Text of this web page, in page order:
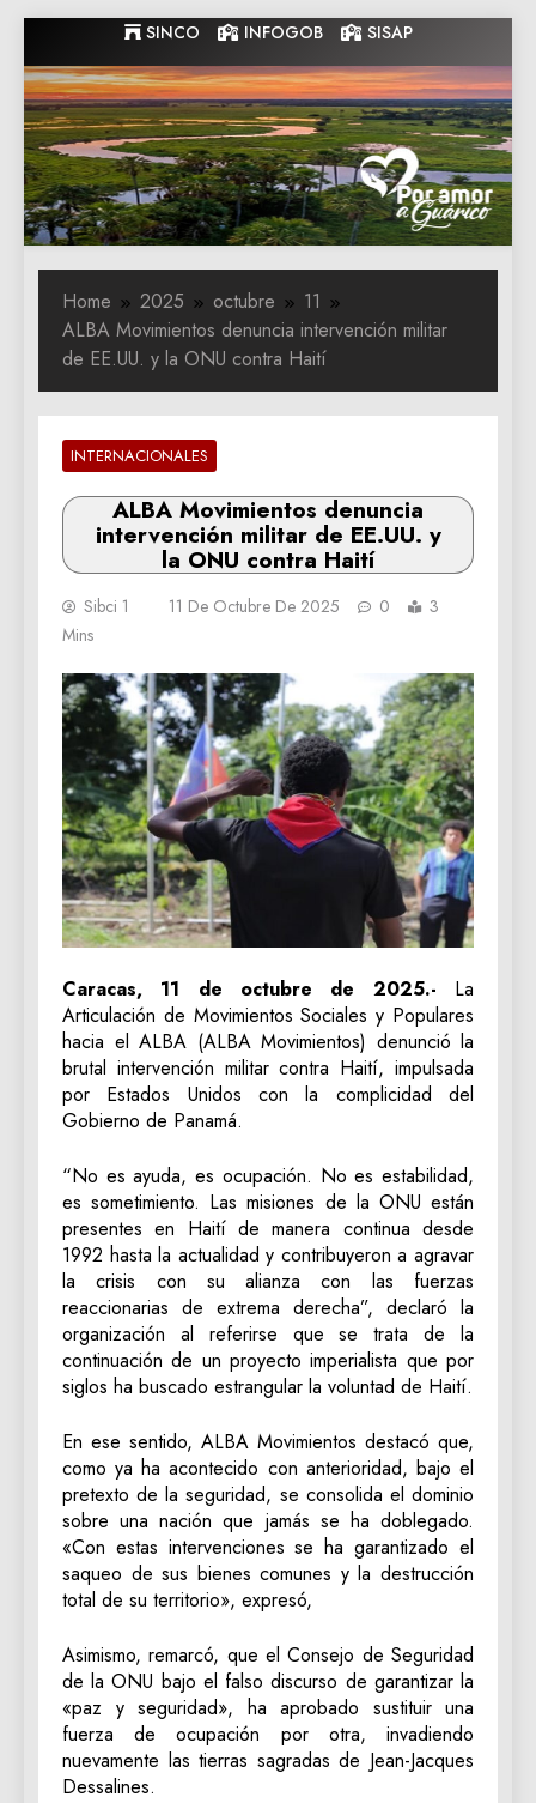
to
content
SINCO INFOGOB SISAP
Gobernacion
de Guarico
Gobernacion de Guarico
Home 2025 octubre
11
ALBA Movimientos denuncia intervención militar
de EE.UU. y la ONU contra Haití
INTERNACIONALES
ALBA Movimientos denuncia
intervención militar de EE.UU. y
la ONU contra Haití
Sibci 1 11 De Octubre De 2025 0
3
Mins
Caracas, 11 de octubre de 2025.- La
Articulación de Movimientos Sociales y Populares
hacia el ALBA (ALBA Movimientos) denunció la
brutal intervención militar contra Haití, impulsada
por Estados Unidos con la complicidad del
Gobierno de Panamá.
“No es ayuda, es ocupación. No es estabilidad,
es sometimiento. Las misiones de la ONU están
presentes en Haití de manera continua desde
1992 hasta la actualidad y contribuyeron a agravar
la crisis con su alianza con las fuerzas
reaccionarias de extrema derecha”, declaró la
organización al referirse que se trata de la
continuación de un proyecto imperialista que por
siglos ha buscado estrangular la voluntad de Haití.
En ese sentido, ALBA Movimientos destacó que,
como ya ha acontecido con anterioridad, bajo el
pretexto de la seguridad, se consolida el dominio
sobre una nación que jamás se ha doblegado.
«Con estas intervenciones se ha garantizado el
saqueo de sus bienes comunes y la destrucción
total de su territorio», expresó,
Asimismo, remarcó, que el Consejo de Seguridad
de la ONU bajo el falso discurso de garantizar la
«paz y seguridad», ha aprobado sustituir una
fuerza de ocupación por otra, invadiendo
nuevamente las tierras sagradas de Jean-Jacques
Dessalines.